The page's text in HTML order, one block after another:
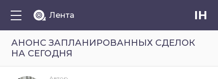
Лента IH
АНОНС ЗАПЛАНИРОВАННЫХ СДЕЛОК
НА СЕГОДНЯ